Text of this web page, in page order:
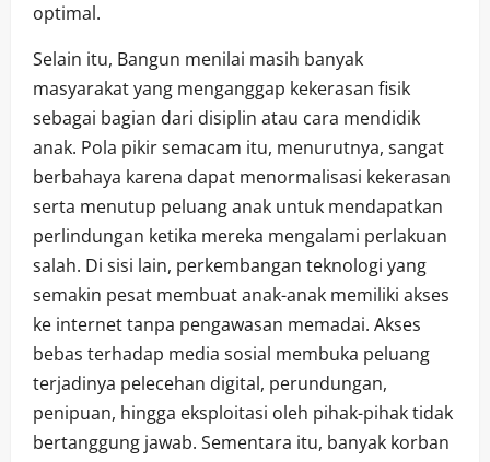
optimal.
Selain itu, Bangun menilai masih banyak
masyarakat yang menganggap kekerasan fisik
sebagai bagian dari disiplin atau cara mendidik
anak. Pola pikir semacam itu, menurutnya, sangat
berbahaya karena dapat menormalisasi kekerasan
serta menutup peluang anak untuk mendapatkan
perlindungan ketika mereka mengalami perlakuan
salah. Di sisi lain, perkembangan teknologi yang
semakin pesat membuat anak-anak memiliki akses
ke internet tanpa pengawasan memadai. Akses
bebas terhadap media sosial membuka peluang
terjadinya pelecehan digital, perundungan,
penipuan, hingga eksploitasi oleh pihak-pihak tidak
bertanggung jawab. Sementara itu, banyak korban